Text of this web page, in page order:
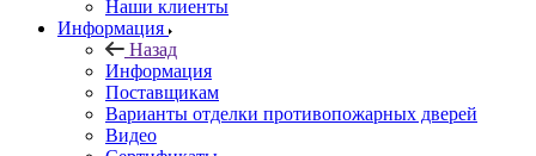
Наши клиенты
Информация
Назад
Информация
Поставщикам
Варианты отделки противопожарных дверей
Видео